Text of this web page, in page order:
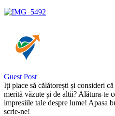
Guest Post
Iți place să călătorești și consideri
merită văzute și de altii? Alătura-te
impresiile tale despre lume! Apasa
scrie-ne!